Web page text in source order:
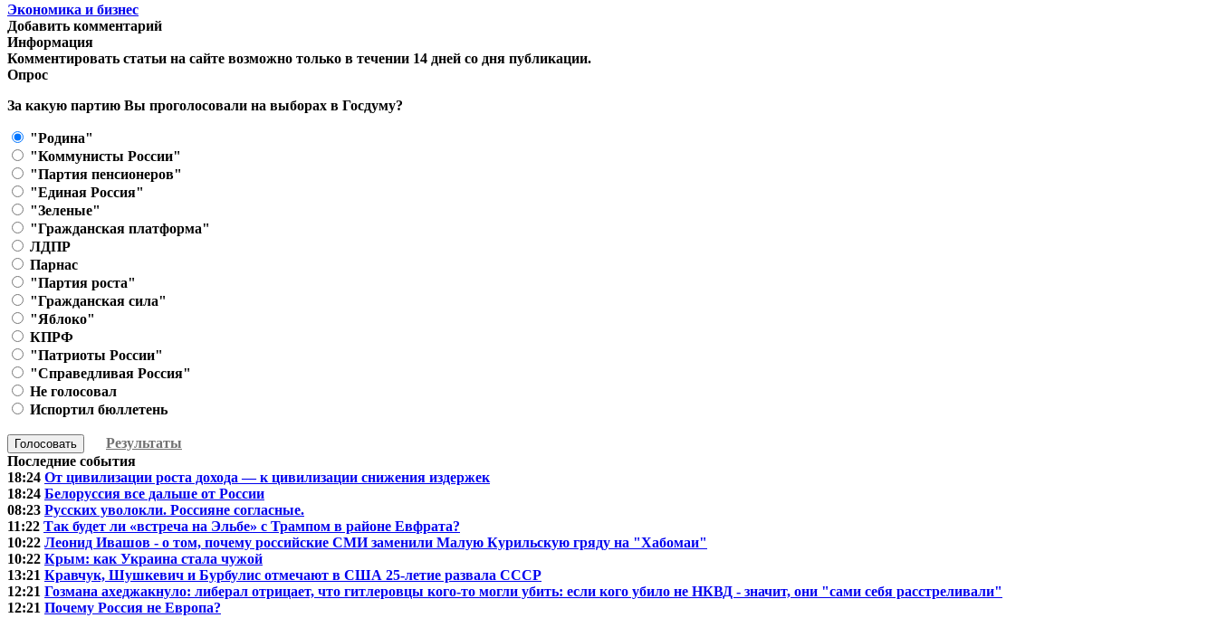
Экономика и бизнес
Добавить комментарий
Информация
Комментировать статьи на сайте возможно только в течении 14 дней со дня публикации.
Опрос
За какую партию Вы проголосовали на выборах в Госдуму?
"Родина"
"Коммунисты России"
"Партия пенсионеров"
"Единая Россия"
"Зеленые"
"Гражданская платформа"
ЛДПР
Парнас
"Партия роста"
"Гражданская сила"
"Яблоко"
КПРФ
"Патриоты России"
"Справедливая Россия"
Не голосовал
Испортил бюллетень
Голосовать
Результаты
Последние события
18:24 От цивилизации роста дохода — к цивилизации снижения издержек
18:24 Белоруссия все дальше от России
08:23 Русских уволокли. Россияне согласные.
11:22 Так будет ли «встреча на Эльбе» с Трампом в районе Евфрата?
10:22 Леонид Ивашов - о том, почему российские СМИ заменили Малую Курильскую гряду на "Хабомаи"
10:22 Крым: как Украина стала чужой
13:21 Кравчук, Шушкевич и Бурбулис отмечают в США 25-летие развала СССР
12:21 Гозмана ахеджакнуло: либерал отрицает, что гитлеровцы кого-то могли убить: если кого убило не НКВД - значит, они "сами себя расстреливали"
12:21 Почему Россия не Европа?